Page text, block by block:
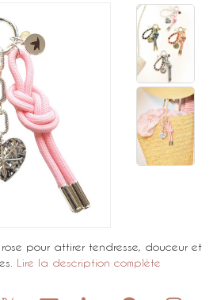
pour attirer tendresse, douceur et
Lire la description complète